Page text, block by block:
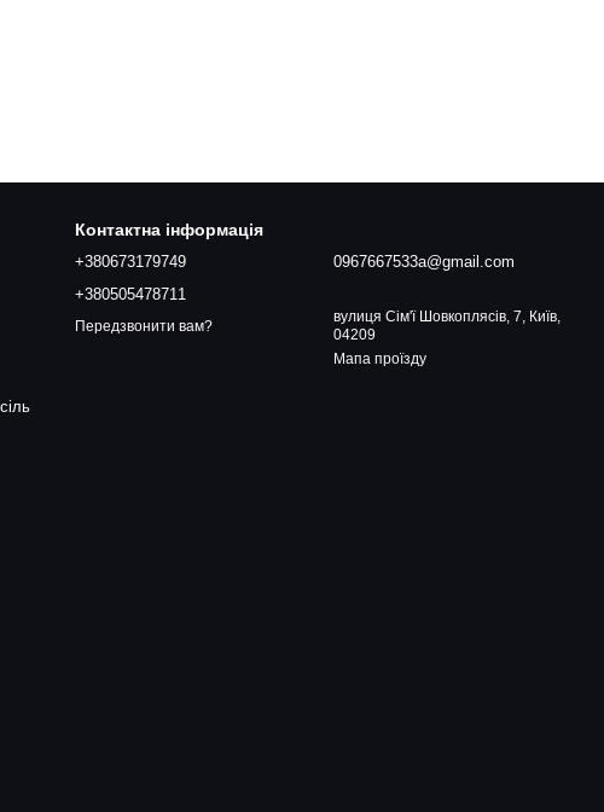
Контактна інформація
+380673179749
+380505478711
Передзвонити вам?
0967667533a@gmail.com
вулиця Сім'ї Шовкоплясів, 7, Київ,
04209
Мапа проїзду